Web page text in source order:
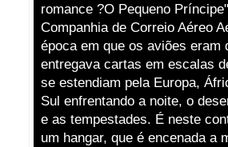
romance ?O Pequeno
Companhia de Correio Aéreo
época em que os aviões eram
entregava cartas em escalas
se estendiam pela Europa,
Sul enfrentando a noite, o
e as tempestades. É neste
um hangar, que é encenada a